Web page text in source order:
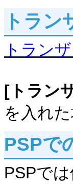
トラン
トラン
[トラン
を入れ
PSPで
PSPでは